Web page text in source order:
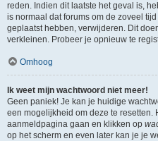
reden. Indien dit laatste het geval is,
is normaal dat forums om de zoveel
geplaatst hebben, verwijderen. Dit
verkleinen. Probeer je opnieuw te
Omhoog
Ik weet mijn wachtwoord niet meer!
Geen paniek! Je kan je huidige
een mogelijkheid om deze te resetten.
aanmeldpagina gaan en klikken op
op het scherm en even later kan je je